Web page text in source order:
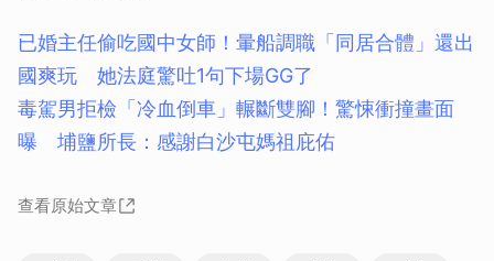
已婚主任偷吃國中女師！暈船調職「同居合體」還出
國爽玩 她法庭驚吐1句下場GG了
毒駕男拒檢「冷血倒車」輾斷雙腳！驚悚衝撞畫面
曝 埔鹽所長：感謝白沙屯媽祖庇佑
查看原始文章